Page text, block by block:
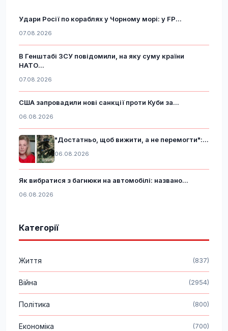
Удари Росії по кораблях у Чорному морі: у FP...
07.08.2026
В Генштабі ЗСУ повідомили, на яку суму країни
НАТО...
07.08.2026
США запровадили нові санкції проти Куби за...
06.08.2026
"Достатньо, щоб вижити, а не перемогти":...
06.08.2026
Як вибратися з багнюки на автомобілі: названо...
06.08.2026
Категорії
Життя (837)
Війна (2954)
Політика (800)
Економіка (700)